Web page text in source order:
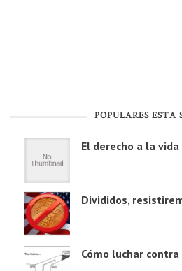
POPULARES ESTA
El derecho a la vida
Divididos,
Cómo luchar